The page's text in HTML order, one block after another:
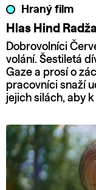
Hraný film
Hlas Hind
Dobrovolníci
volání. Šestiletá
Gaze a prosí o
pracovníci snaží
jejich silách, aby